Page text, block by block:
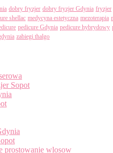
dobry fryzjer dobry fryzjer Gdynia fryzjer
shellac medycyna estetyczna mezoterapia
pedicure Gdynia pedicure hybrydowy
zabiegi thalgo
Sopot
prostowanie wlosow